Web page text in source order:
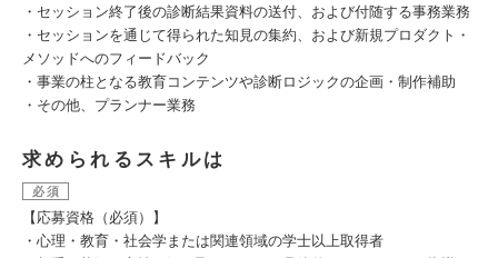
・セッション終了後の診断結果資料の送付、および付随する事務業務
・セッションを通じて得られた知見の集約、および新規プロダクト・
メソッドへのフィードバック
・事業の柱となる教育コンテンツや診断ロジックの企画・制作補助
・その他、プランナー業務
求められるスキルは
必須
【応募資格（必須）】
・心理・教育・社会学または関連領域の学士以上取得者